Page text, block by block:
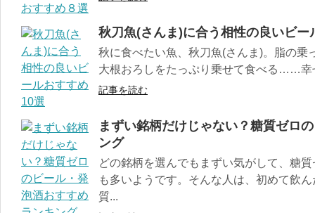
秋刀魚(さんま)に合う相性の良いビー
秋に食べたい魚、秋刀魚(さんま)。脂の乗
大根おろしをたっぷり乗せて食べる……幸
記事を読む
まずい銘柄だけじゃない？糖質ゼロ
ング
どの銘柄を選んでもまずい気がして、糖
も多いようです。そんな人は、初めて飲
質...